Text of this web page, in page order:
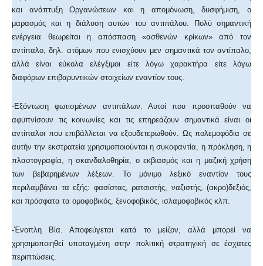
και ανάπτυξη Οργανώσεων και η απομόνωση, δυσφήμιση, ο
μαρασμός και η διάλυση αυτών του αντιπάλου. Πολύ σημαντική
ενέργεια θεωρείται η απόσπαση «ασθενών κρίκων» από τον
αντίπαλο, δηλ. ατόμων που ενισχύουν μεν σημαντικά τον αντίπαλο,
αλλά είναι εύκολα ελέγξιμοι είτε λόγω χαρακτήρα είτε λόγω
διαφόρων επιβαρυντικών στοιχείων εναντίον τους.
-Εξόντωση φωτισμένων αντιπάλων. Αυτοί που προσπαθούν να
αφυπνίσουν τις κοινωνίες και τις επηρεάζουν σημαντικά είναι οι
αντίπαλοι που επιβάλλεται να εξουδετερωθούν. Ως πολεμοφόδια σε
αυτήν την εκστρατεία χρησιμοποιούνται η συκοφαντία, η πρόκληση, η
πλαστογραφία, η σκανδαλοθηρία, ο εκβιασμός και η μαζική χρήση
των βεβαρημένων λέξεων. Το μόνιμο λεξικό εναντίον τους
περιλαμβάνει τα εξής: φασίστας, ρατσιστής, ναζιστής, (ακρο)δεξιός,
και πρόσφατα τα ομοφοβικός, ξενοφοβικός, ισλαμοφοβικός κλπ.
-Ένοπλη Βία. Αποφεύγεται κατά το μείζον, αλλά μπορεί να
χρησιμοποιηθεί υποταγμένη στην πολιτική στρατηγική σε έσχατες
περιπτώσεις.